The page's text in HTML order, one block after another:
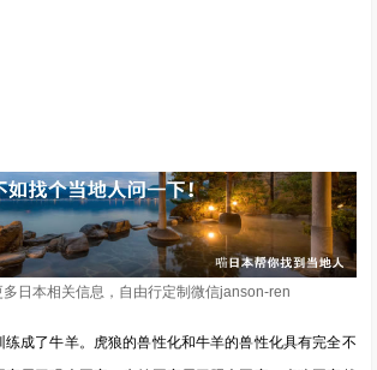
日本相关信息，自由行定制微信janson-ren
练成了牛羊。虎狼的兽性化和牛羊的兽性化具有完全不